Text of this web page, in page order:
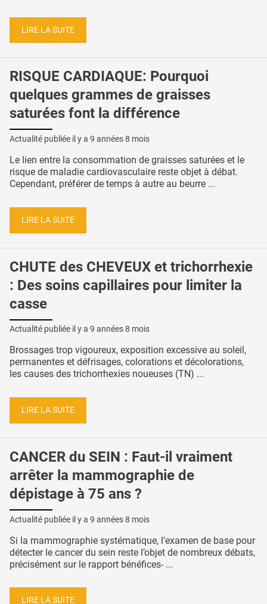
LIRE LA SUITE
RISQUE CARDIAQUE: Pourquoi
quelques grammes de graisses
saturées font la différence
Actualité publiée il y a 9 années 8 mois
Le lien entre la consommation de graisses saturées et le
risque de maladie cardiovasculaire reste objet à débat.
Cependant, préférer de temps à autre au beurre ...
LIRE LA SUITE
CHUTE des CHEVEUX et trichorrhexie
: Des soins capillaires pour limiter la
casse
Actualité publiée il y a 9 années 8 mois
Brossages trop vigoureux, exposition excessive au soleil,
permanentes et défrisages, colorations et décolorations,
les causes des trichorrhexies noueuses (TN) ...
LIRE LA SUITE
CANCER du SEIN : Faut-il vraiment
arrêter la mammographie de
dépistage à 75 ans ?
Actualité publiée il y a 9 années 8 mois
Si la mammographie systématique, l’examen de base pour
détecter le cancer du sein reste l’objet de nombreux débats,
précisément sur le rapport bénéfices- ...
LIRE LA SUITE